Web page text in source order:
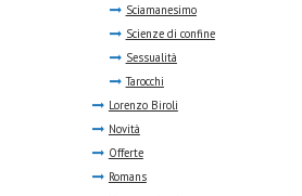
Sciamanesimo
Scienze di confine
Sessualità
Tarocchi
Lorenzo Biroli
Novità
Offerte
Romans